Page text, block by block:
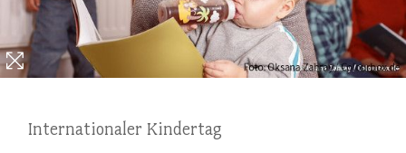
Internationaler Kindertag